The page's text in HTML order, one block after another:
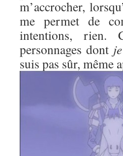
m’accrocher,
me permet de
intentions, rien.
personnages dont
suis pas sûr, même